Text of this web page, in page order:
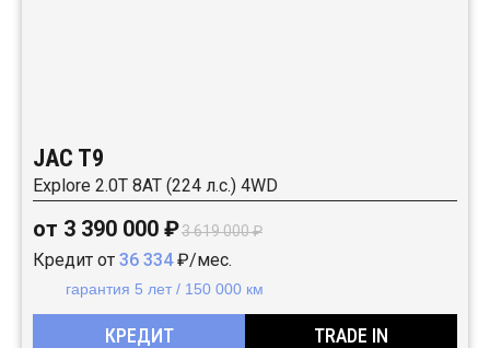
JAC T9
Explore 2.0T 8AT (224 л.с.) 4WD
от 3 390 000 ₽3 619 000 ₽
Кредит от 36 334₽/мес.
гарантия 5 лет / 150 000 км
КРЕДИТ TRADE IN